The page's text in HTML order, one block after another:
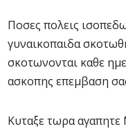
Ποσες πολεις
γυναικοπαιδα
σκοτωνονται καθε
ασκοπης επεμβαση
Κυταξε τωρα αγαπητε